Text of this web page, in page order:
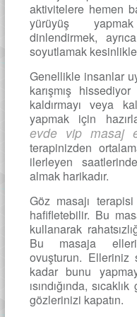
aktivitelere hemen
yürüyüş
dinlendirmek,
soyutlamak
Genellikle insanlar
karışmış
kaldırmayı veya
yapmak için
evde vip masaj
terapinizden
ilerleyen
almak harikadır.
Göz masajı
hafifletebilir. Bu
kullanarak
Bu masaja
ovuşturun. Elleriniz
kadar bunu
ısındığında,
gözlerinizi kapatın.